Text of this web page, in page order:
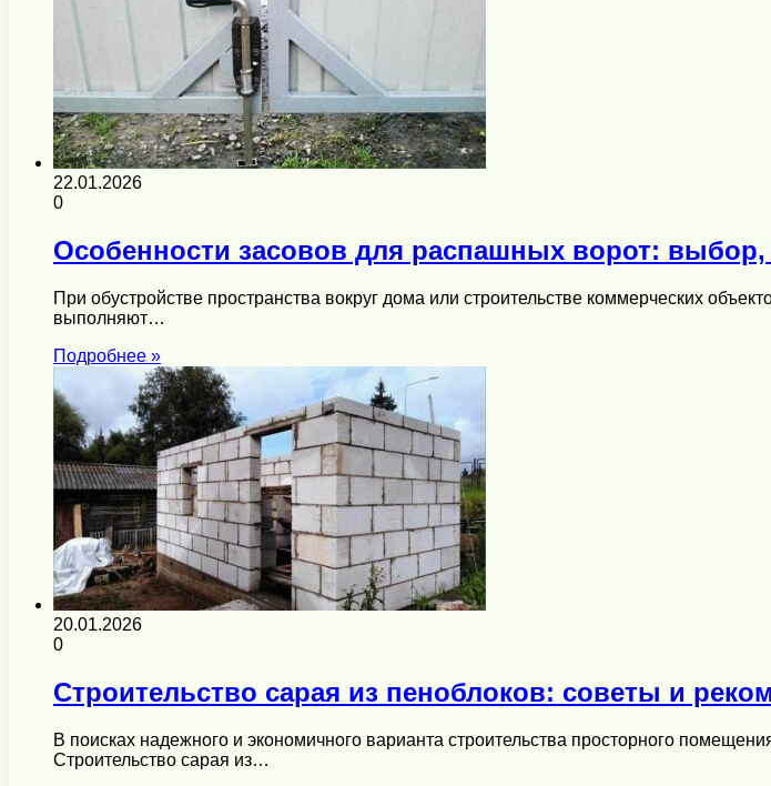
22.01.2026
0
Особенности засовов для распашных ворот: выбор,
При обустройстве пространства вокруг дома или строительстве коммерческих
выполняют…
Подробнее »
20.01.2026
0
Строительство сарая из пеноблоков: советы и
В поисках надежного и экономичного варианта строительства просторного
Строительство сарая из…